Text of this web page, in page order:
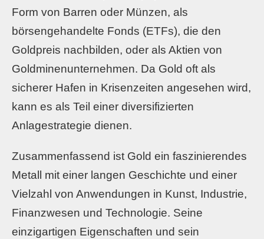
Form von Barren oder Münzen, als
börsengehandelte Fonds (ETFs), die den
Goldpreis nachbilden, oder als Aktien von
Goldminenunternehmen. Da Gold oft als
sicherer Hafen in Krisenzeiten angesehen wird,
kann es als Teil einer diversifizierten
Anlagestrategie dienen.
Zusammenfassend ist Gold ein faszinierendes
Metall mit einer langen Geschichte und einer
Vielzahl von Anwendungen in Kunst, Industrie,
Finanzwesen und Technologie. Seine
einzigartigen Eigenschaften und sein